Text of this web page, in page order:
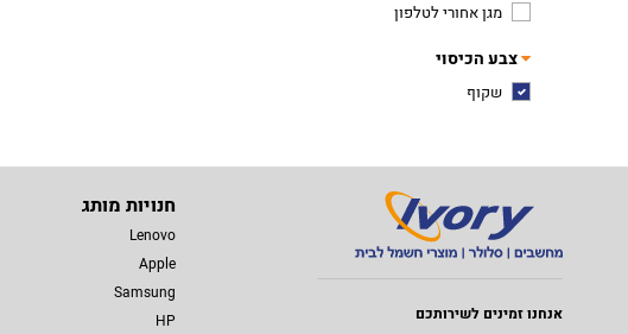
מגן אחורי לטלפון
צבע הכיסוי
שקוף
אנחנו זמינים לשירותכם
חנויות מותג
Lenovo
Apple
Samsung
HP